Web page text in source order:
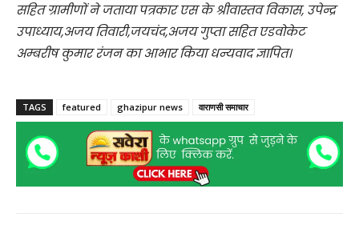
सहित ग्रामीणों ने जताया पत्रकार एस के श्रीवास्तव विकास, उपेन्द्र
उपाध्याय,अजय तिवारी,जयचंद,अजय गुप्ता सहित एडवोकेट
अम्बरीष कुमार रंजन का आभार किया धन्यवाद ज्ञापित।
TAGS featured ghazipur news वाराणसी समाचार